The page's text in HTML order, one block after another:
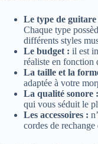
Le type de guitare
Chaque type
différents styles
Le budget : il est
réaliste en fonction
La taille et la
adaptée à votre
La qualité sonore :
qui vous séduit le
Les accessoires :
cordes de rechange